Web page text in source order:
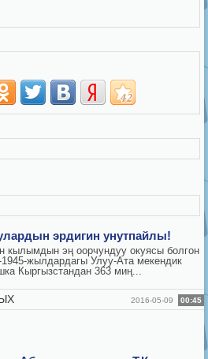
эрдигин унутпайлы!
кылымдын эң оорчундуу окуясы болгон
1945-жылдардагы Улуу-Ата мекендик
Кыргызстандан 363 миң...
2016-05-09 00:45